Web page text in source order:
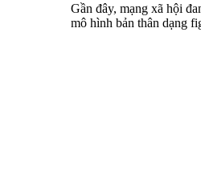
Gần đây, mạng xã hội
mô hình bản thân dạng